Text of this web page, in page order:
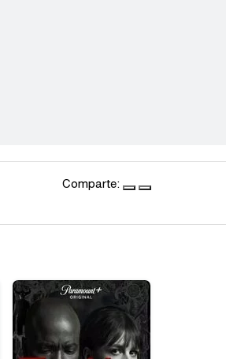
Comparte: